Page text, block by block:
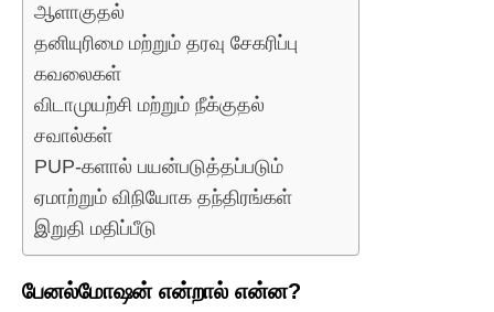
ஆளாகுதல்
தனியுரிமை மற்றும் தரவு சேகரிப்பு
கவலைகள்
விடாமுயற்சி மற்றும் நீக்குதல்
சவால்கள்
PUP-களால் பயன்படுத்தப்படும்
ஏமாற்றும் விநியோக தந்திரங்கள்
இறுதி மதிப்பீடு
பேனல்மோஷன் என்றால் என்ன?